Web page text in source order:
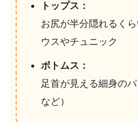
トップス：
お尻が半分隠れるく
ウスやチュニック
ボトムス：
足首が見える細身の
など）